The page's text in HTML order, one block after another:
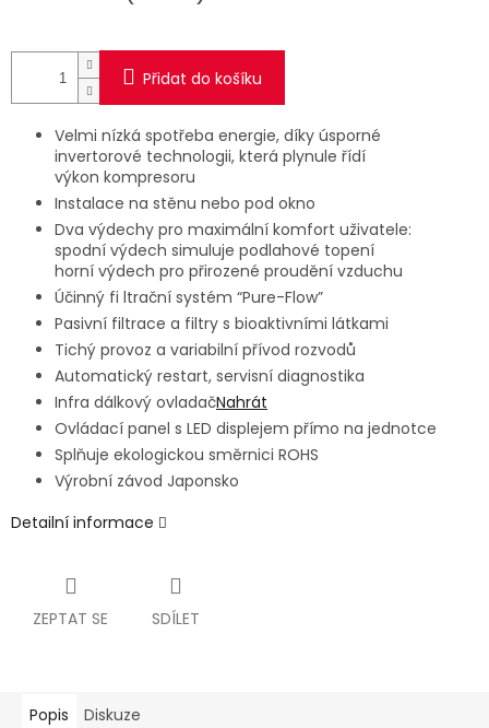
Přidat do košíku
Velmi nízká spotřeba energie, díky úsporné
invertorové technologii, která plynule řídí
výkon kompresoru
Instalace na stěnu nebo pod okno
Dva výdechy pro maximální komfort uživatele:
spodní výdech simuluje podlahové topení
horní výdech pro přirozené proudění vzduchu
Účinný fi ltrační systém “Pure-Flow”
Pasivní filtrace a filtry s bioaktivními látkami
Tichý provoz a variabilní přívod rozvodů
Automatický restart, servisní diagnostika
Infra dálkový ovladačNahrát
Ovládací panel s LED displejem přímo na jednotce
Splňuje ekologickou směrnici ROHS
Výrobní závod Japonsko
Detailní informace
ZEPTAT SE SDÍLET
Popis Diskuze